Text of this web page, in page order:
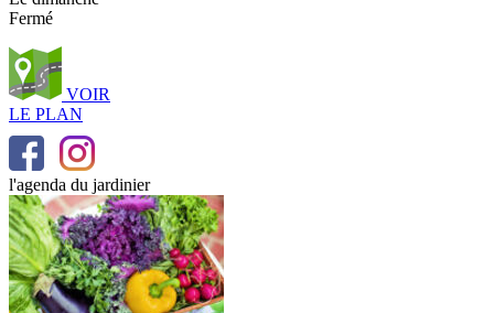
Fermé
VOIR
LE PLAN
l'agenda du jardinier